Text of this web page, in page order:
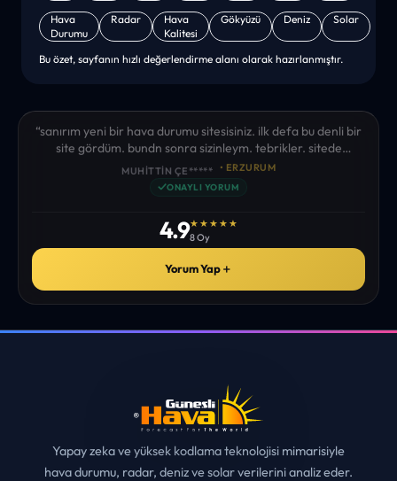
Hava
Durumu
Radar
Hava
Kalitesi
Gökyüzü Deniz Solar
Bu özet, sayfanın hızlı değerlendirme alanı olarak hazırlanmıştır.
“sanırım yeni bir hava durumu sitesisiniz. ilk defa bu denli bir
site gördüm. bundn sonra sizinleym. tebrikler. sitede
istediğim tüm bilgiyi bulabiliyorum. ekibinizin emeğine saglık”
MUHITTIN ÇE***** • ERZURUM
✓ONAYLI YORUM
4.9★★★★★
8 Oy
Yorum Yap＋
Yapay zeka ve yüksek kodlama teknolojisi mimarisiyle
hava durumu, radar, deniz ve solar verilerini analiz eder.